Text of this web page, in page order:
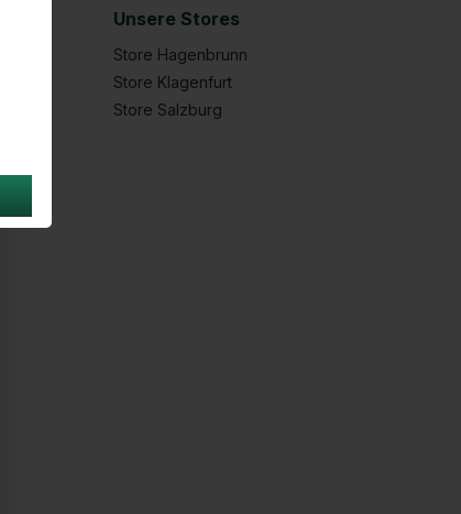
Unsere Stores
Store Hagenbrunn
Store Klagenfurt
Store Salzburg